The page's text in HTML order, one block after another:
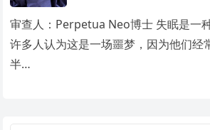
审查人：Perpetua Neo博士 失眠是一
许多人认为这是一场噩梦，因为他们经
半…